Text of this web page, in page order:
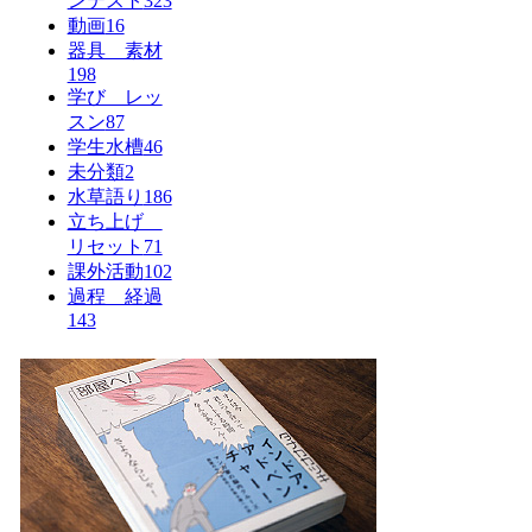
動画16
器具 素材
198
学び レッ
スン87
学生水槽46
未分類2
水草語り 186
立ち上げ
リセット 71
課外活動102
過程 経過
143